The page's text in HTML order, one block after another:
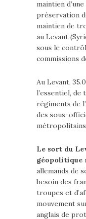
maintien
préservation
maintien de
au Levant
sous le
commissions
Au Levant,
l’essentiel, de
régiments de
des sous-
Le sort du
géopolitique
allemands de
besoin des
troupes et
mouvement
anglais de